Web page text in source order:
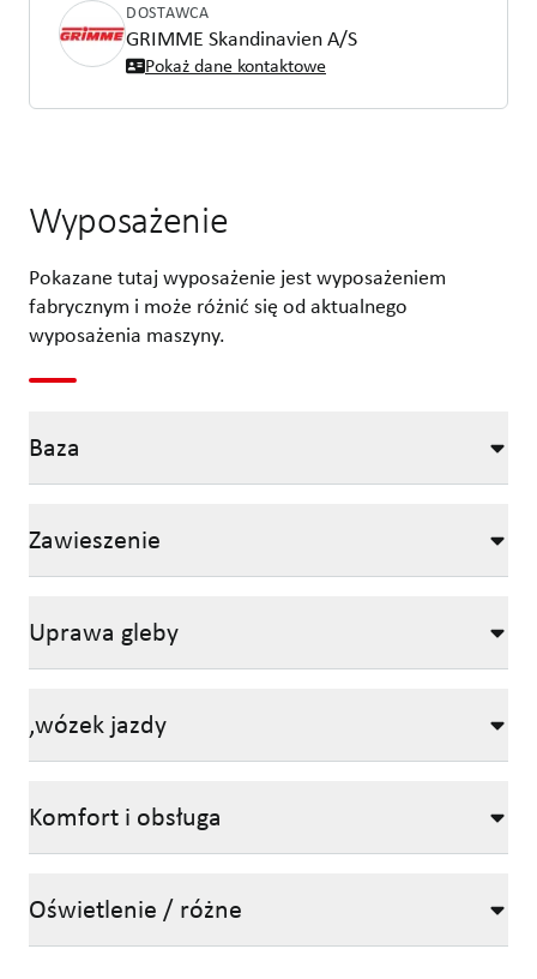
DOSTAWCA
GRIMME Skandinavien A/S
Pokaż dane kontaktowe
Wyposażenie
Pokazane tutaj wyposażenie jest wyposażeniem
fabrycznym i może różnić się od aktualnego
wyposażenia maszyny.
Baza
Zawieszenie
Uprawa gleby
,wózek jazdy
Komfort i obsługa
Oświetlenie / różne